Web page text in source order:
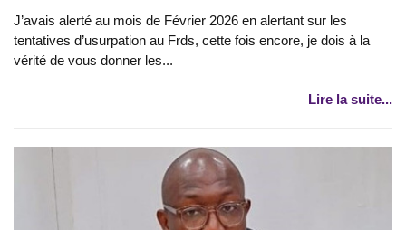
J’avais alerté au mois de Février 2026 en alertant sur les
tentatives d’usurpation au Frds, cette fois encore, je dois à la
vérité de vous donner les...
Lire la suite...